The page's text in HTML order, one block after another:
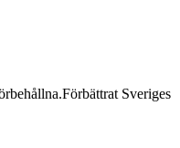
Förbättrat Sveriges